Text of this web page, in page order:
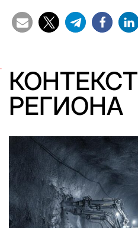
КОНТЕКСТ
РЕГИОНА